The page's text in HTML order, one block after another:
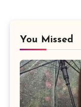
You Missed